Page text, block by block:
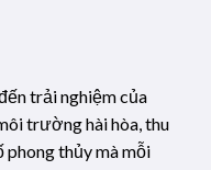
trải nghiệm của
trường hài hòa, thu
phong thủy mà mỗi